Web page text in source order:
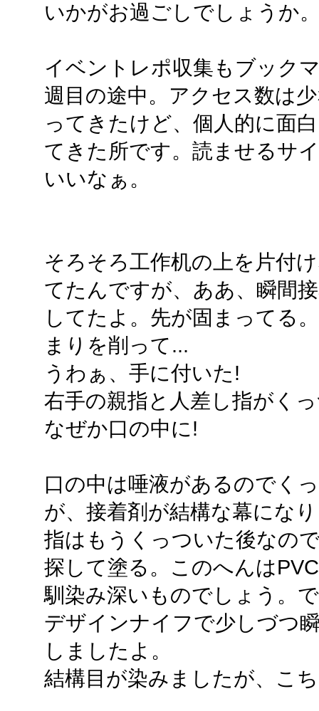
いかがお過ごしでしょうか
イベントレポ収集もブック
週目の途中。アクセス数は
ってきたけど、個人的に面
てきた所です。読ませるサ
いいなぁ。
そろそろ工作机の上を片付
てたんですが、ああ、瞬間
してたよ。先が固まってる
まりを削って...
うわぁ、手に付いた!
右手の親指と人差し指がく
なぜか口の中に!
口の中は唾液があるのでく
が、接着剤が結構な幕にな
指はもうくっついた後なの
探して塗る。このへんは
馴染み深いものでしょう。
デザインナイフで少しづつ
しましたよ。
結構目が染みましたが、こ